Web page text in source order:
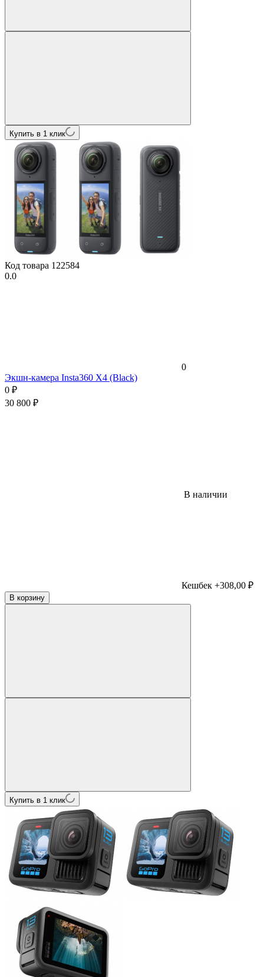
Купить в 1 клик
Код товара 122584
0.0
0
Экшн-камера Insta360 X4 (Black)
0 ₽
30 800 ₽
В наличии
Кешбек +308,00 ₽
В корзину
Купить в 1 клик